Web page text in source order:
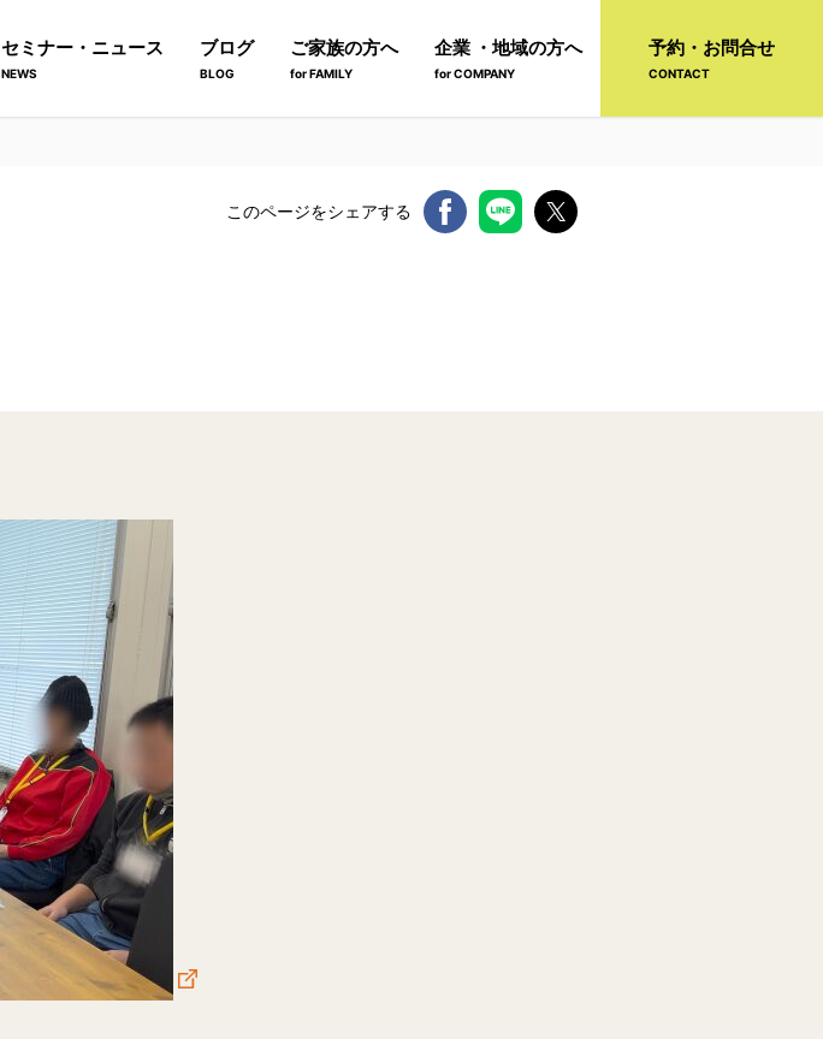
セミナー・ニュース
NEWS
ブログ
BLOG
ご家族の方へ
for FAMILY
企業 ・地域の方へ
for COMPANY
予約・お問合せ
CONTACT
このページをシェアする